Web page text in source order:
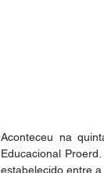
Aconteceu na
Educacional
estabelecido entre